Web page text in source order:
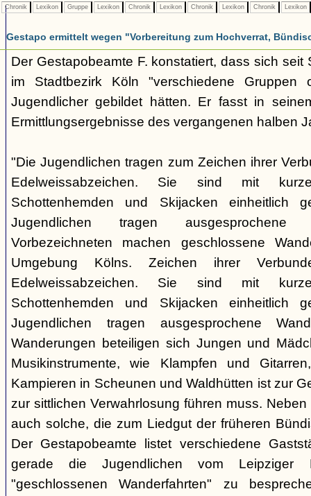
Chronik Lexikon Gruppe Lexikon Chronik Lexikon Chronik Lexikon Chronik Lexikon
Gestapo ermittelt wegen "Vorbereitung zum Hochverrat,
Der Gestapobeamte F. konstatiert, dass sich seit
im Stadtbezirk Köln "verschiedene Gruppen
Jugendlicher gebildet hätten. Er fasst in
Ermittlungsergebnisse des vergangenen halben
"Die Jugendlichen tragen zum Zeichen ihrer
Edelweissabzeichen. Sie sind mit
Schottenhemden und Skijacken einheitlich
Jugendlichen tragen ausgesprochene
Vorbezeichneten machen geschlossene
Umgebung Kölns. Zeichen ihrer
Edelweissabzeichen. Sie sind mit
Schottenhemden und Skijacken einheitlich
Jugendlichen tragen ausgesprochene
Wanderungen beteiligen sich Jungen und
Musikinstrumente, wie Klampfen und
Kampieren in Scheunen und Waldhütten ist zur
zur sittlichen Verwahrlosung führen muss.
auch solche, die zum Liedgut der früheren
Der Gestapobeamte listet verschiedene
gerade die Jugendlichen vom
"geschlossenen Wanderfahrten" zu